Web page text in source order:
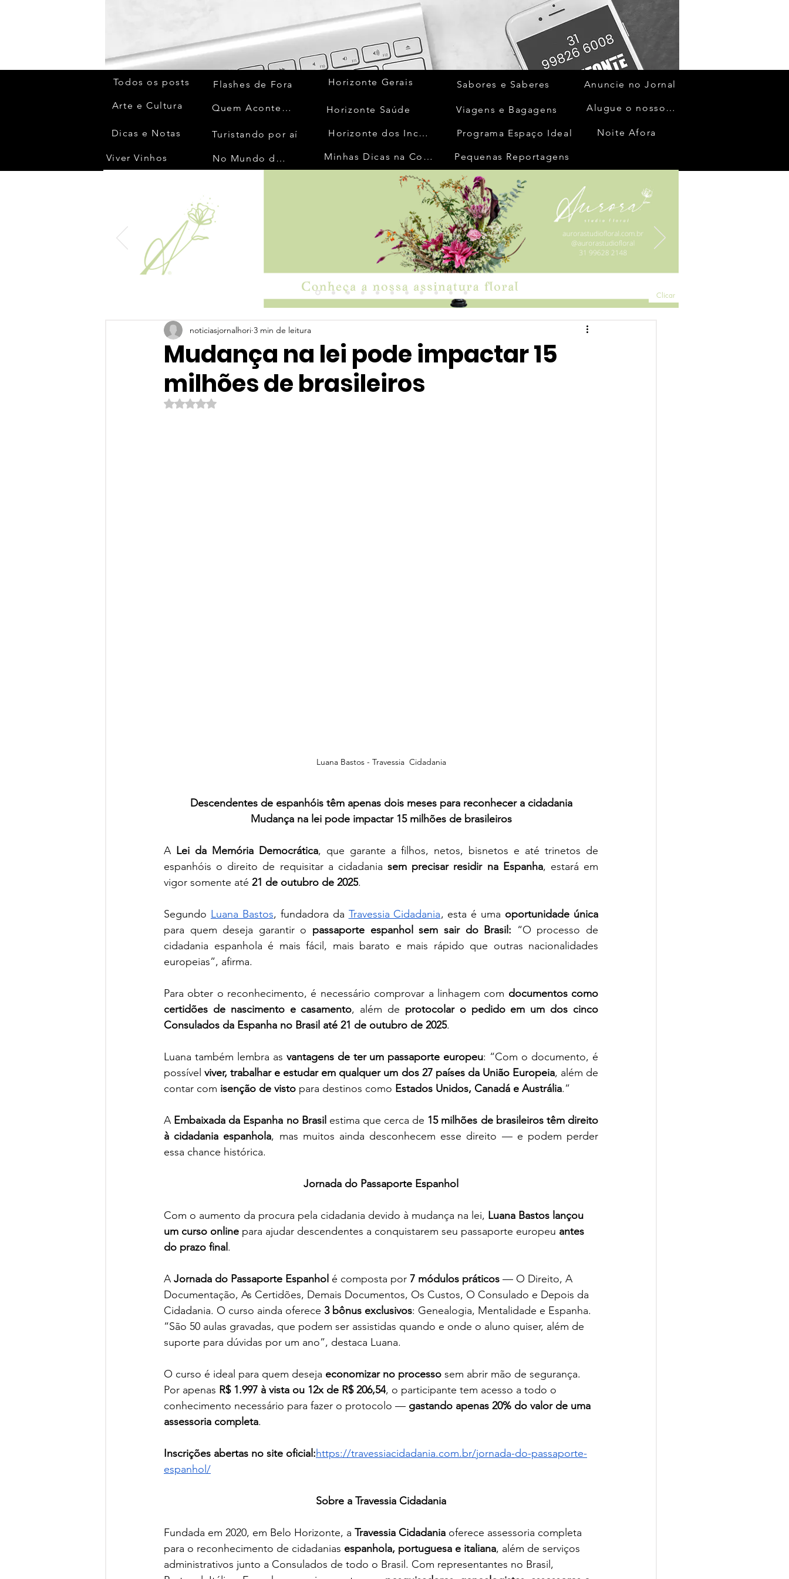
Todos os posts
Arte e Cultura
Dicas e Notas
Viver Vinhos
Flashes de Fora
Quem Acontece
Turistando por aí
No Mundo da Moda
Horizonte Gerais
Horizonte Saúde
Horizonte dos Inconfidentes
Minhas Dicas na Cozinha
Sabores e Saberes
Viagens e Bagagens
Programa Espaço Ideal
Anuncie no Jornal
Alugue o nosso espaço
Noite Afora
Pequenas Reportagens
Clicar
Mudança na lei pode impactar 15
milhões de brasileiros
noticiasjornalhori 3 min de leitura
Avaliado com NaN de 5 estrelas.
Luana Bastos - Travessia  Cidadania
Descendentes de espanhóis têm apenas dois meses para reconhecer a cidadania
Mudança na lei pode impactar 15 milhões de brasileiros
A Lei da Memória Democrática, que garante a filhos, netos, bisnetos e até trinetos de
espanhóis o direito de requisitar a cidadania sem precisar residir na Espanha, estará em
vigor somente até 21 de outubro de 2025.
Segundo Luana Bastos, fundadora da Travessia Cidadania, esta é uma oportunidade única
para quem deseja garantir o passaporte espanhol sem sair do Brasil: “O processo de
cidadania espanhola é mais fácil, mais barato e mais rápido que outras nacionalidades
europeias”, afirma.
Para obter o reconhecimento, é necessário comprovar a linhagem com documentos como
certidões de nascimento e casamento, além de protocolar o pedido em um dos cinco
Consulados da Espanha no Brasil até 21 de outubro de 2025.
Luana também lembra as vantagens de ter um passaporte europeu: “Com o documento, é
possível viver, trabalhar e estudar em qualquer um dos 27 países da União Europeia, além de
contar com isenção de visto para destinos como Estados Unidos, Canadá e Austrália.”
A Embaixada da Espanha no Brasil estima que cerca de 15 milhões de brasileiros têm direito
à cidadania espanhola, mas muitos ainda desconhecem esse direito — e podem perder
essa chance histórica.
Jornada do Passaporte Espanhol
Com o aumento da procura pela cidadania devido à mudança na lei, Luana Bastos lançou
um curso online para ajudar descendentes a conquistarem seu passaporte europeu antes
do prazo final .
A Jornada do Passaporte Espanhol é composta por 7 módulos práticos — O Direito, A
Documentação, As Certidões, Demais Documentos, Os Custos, O Consulado e Depois da
Cidadania. O curso ainda oferece 3 bônus exclusivos: Genealogia, Mentalidade e Espanha.
“São 50 aulas gravadas, que podem ser assistidas quando e onde o aluno quiser, além de
suporte para dúvidas por um ano”, destaca Luana.
O curso é ideal para quem deseja economizar no processo sem abrir mão de segurança.
Por apenas R$ 1.997 à vista ou 12x de R$ 206,54, o participante tem acesso a todo o
conhecimento necessário para fazer o protocolo — gastando apenas 20% do valor de uma
assessoria completa.
Inscrições abertas no site oficial:https://travessiacidadania.com.br/jornada-do-passaporte-
espanhol/
Sobre a Travessia Cidadania
Fundada em 2020, em Belo Horizonte, a Travessia Cidadania oferece assessoria completa
para o reconhecimento de cidadanias espanhola, portuguesa e italiana, além de serviços
administrativos junto a Consulados de todo o Brasil. Com representantes no Brasil,